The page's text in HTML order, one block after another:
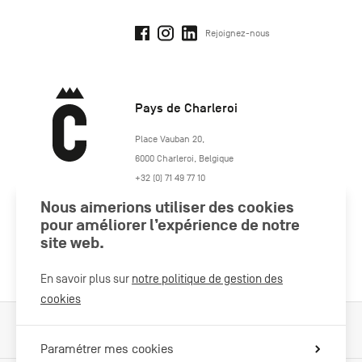
Rejoignez-nous
Pays de Charleroi
https://www.paysdecharleroi.be/
Place Vauban 20,
6000 Charleroi Belgique
+32 (0) 71 49 77 10
Nous aimerions utiliser des cookies
pour améliorer l’expérience de notre
site web.
En savoir plus sur notre politique de gestion des
cookies
Paramétrer mes cookies